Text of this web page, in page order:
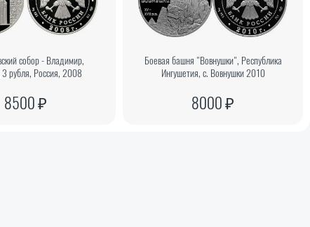
собор - Владимир,
3 рубля, Россия, 2008
8500 ₽
Боевая башня "Вовнушки", Республика
Ингушетия, с. Вовнушки 2010
8000 ₽